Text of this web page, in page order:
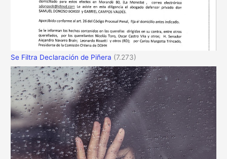
Se Filtra Declaración de Piñera (7.273)